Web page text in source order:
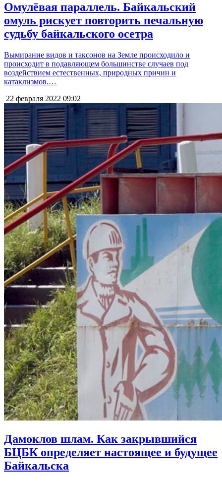
Омулёвая параллель. Байкальский
омуль рискует повторить печальную
судьбу байкальского осетра
Вымирание видов и таксонов на Земле происходило и
происходит в подавляющем большинстве случаев под
воздействием естественных, природных причин и
катаклизмов.…
22 февраля 2022 09:02
Дамоклов шлам. Как закрывшийся
БЦБК определяет настоящее и будущее
Байкальска